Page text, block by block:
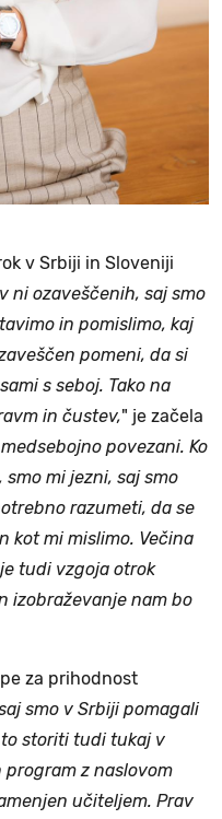
v Srbiji in Sloveniji
ni ozaveščenih, saj smo
in pomislimo, kaj
pomeni, da si
s seboj. Tako na
in čustev," je začela
povezani. Ko
mi jezni, saj smo
razumeti, da se
kot mi mislimo. Večina
tudi vzgoja otrok
izobraževanje nam bo
za prihodnost
smo v Srbiji pomagali
to storiti tudi tukaj v
program z naslovom
učiteljem. Prav